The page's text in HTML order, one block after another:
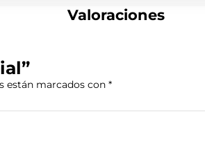
Valoraciones
están marcados con *